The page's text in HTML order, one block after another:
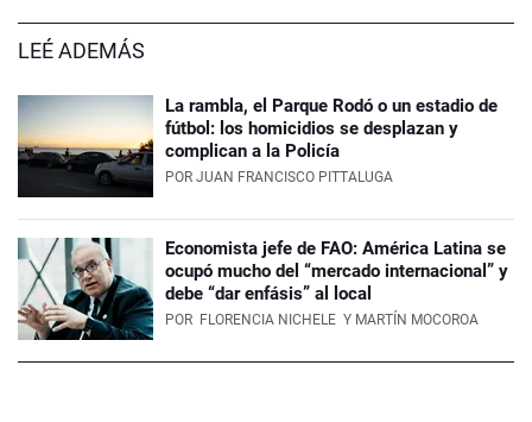
LEÉ ADEMÁS
La rambla, el Parque Rodó o un estadio de
fútbol: los homicidios se desplazan y
complican a la Policía
POR JUAN FRANCISCO PITTALUGA
Economista jefe de FAO: América Latina se
ocupó mucho del “mercado internacional” y
debe “dar enfásis” al local
POR FLORENCIA NICHELE Y MARTÍN MOCOROA